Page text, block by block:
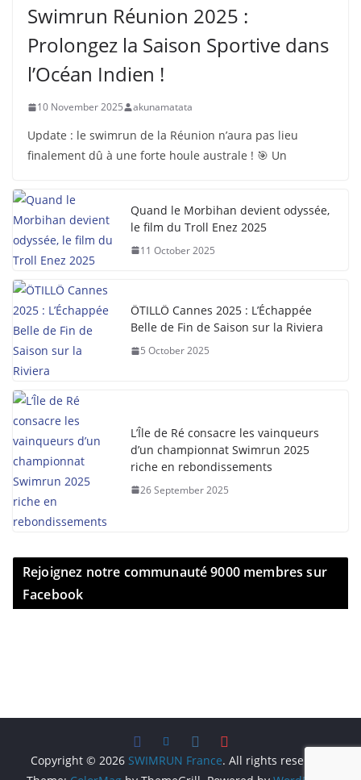
Swimrun Réunion 2025 :
Prolongez la Saison Sportive dans
l’Océan Indien !
10 November 2025 akunamatata
Update : le swimrun de la Réunion n’aura pas lieu
finalement dû à une forte houle australe ! 🎯 Un
Quand le Morbihan devient odyssée,
le film du Troll Enez 2025
11 October 2025
ÖTILLÖ Cannes 2025 : L’Échappée
Belle de Fin de Saison sur la Riviera
5 October 2025
L’Île de Ré consacre les vainqueurs
d’un championnat Swimrun 2025
riche en rebondissements
26 September 2025
Rejoignez notre communauté 9000 membres sur
Facebook
Copyright © 2026 SWIMRUN France. All rights reserved.